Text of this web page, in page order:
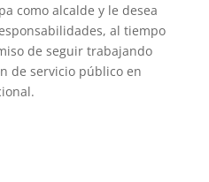
como alcalde y le desea
al tiempo
de seguir trabajando
de servicio público en